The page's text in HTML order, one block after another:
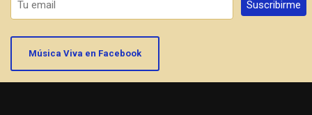
Música Viva en Facebook